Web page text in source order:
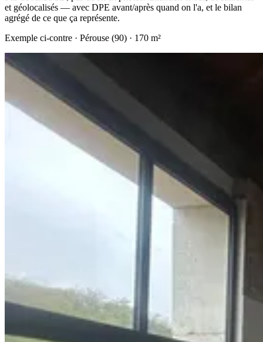
et géolocalisés — avec DPE avant/après quand on l'a, et le bilan
agrégé de ce que ça représente.
Exemple ci-contre · Pérouse (90) · 170 m²